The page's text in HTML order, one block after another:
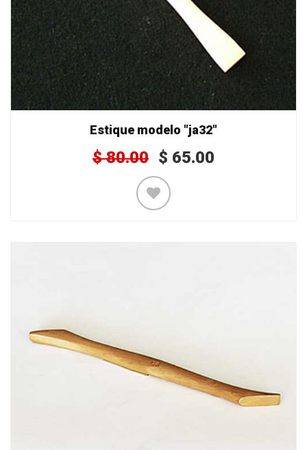
Estique modelo "ja32"
$80.00 $ 65.00